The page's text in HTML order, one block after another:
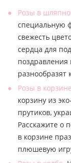
Розы в
специальную
свежесть
сердца для
Розы в
корзину из
прутиков,
Расскажите о
в корзине
плюшевую